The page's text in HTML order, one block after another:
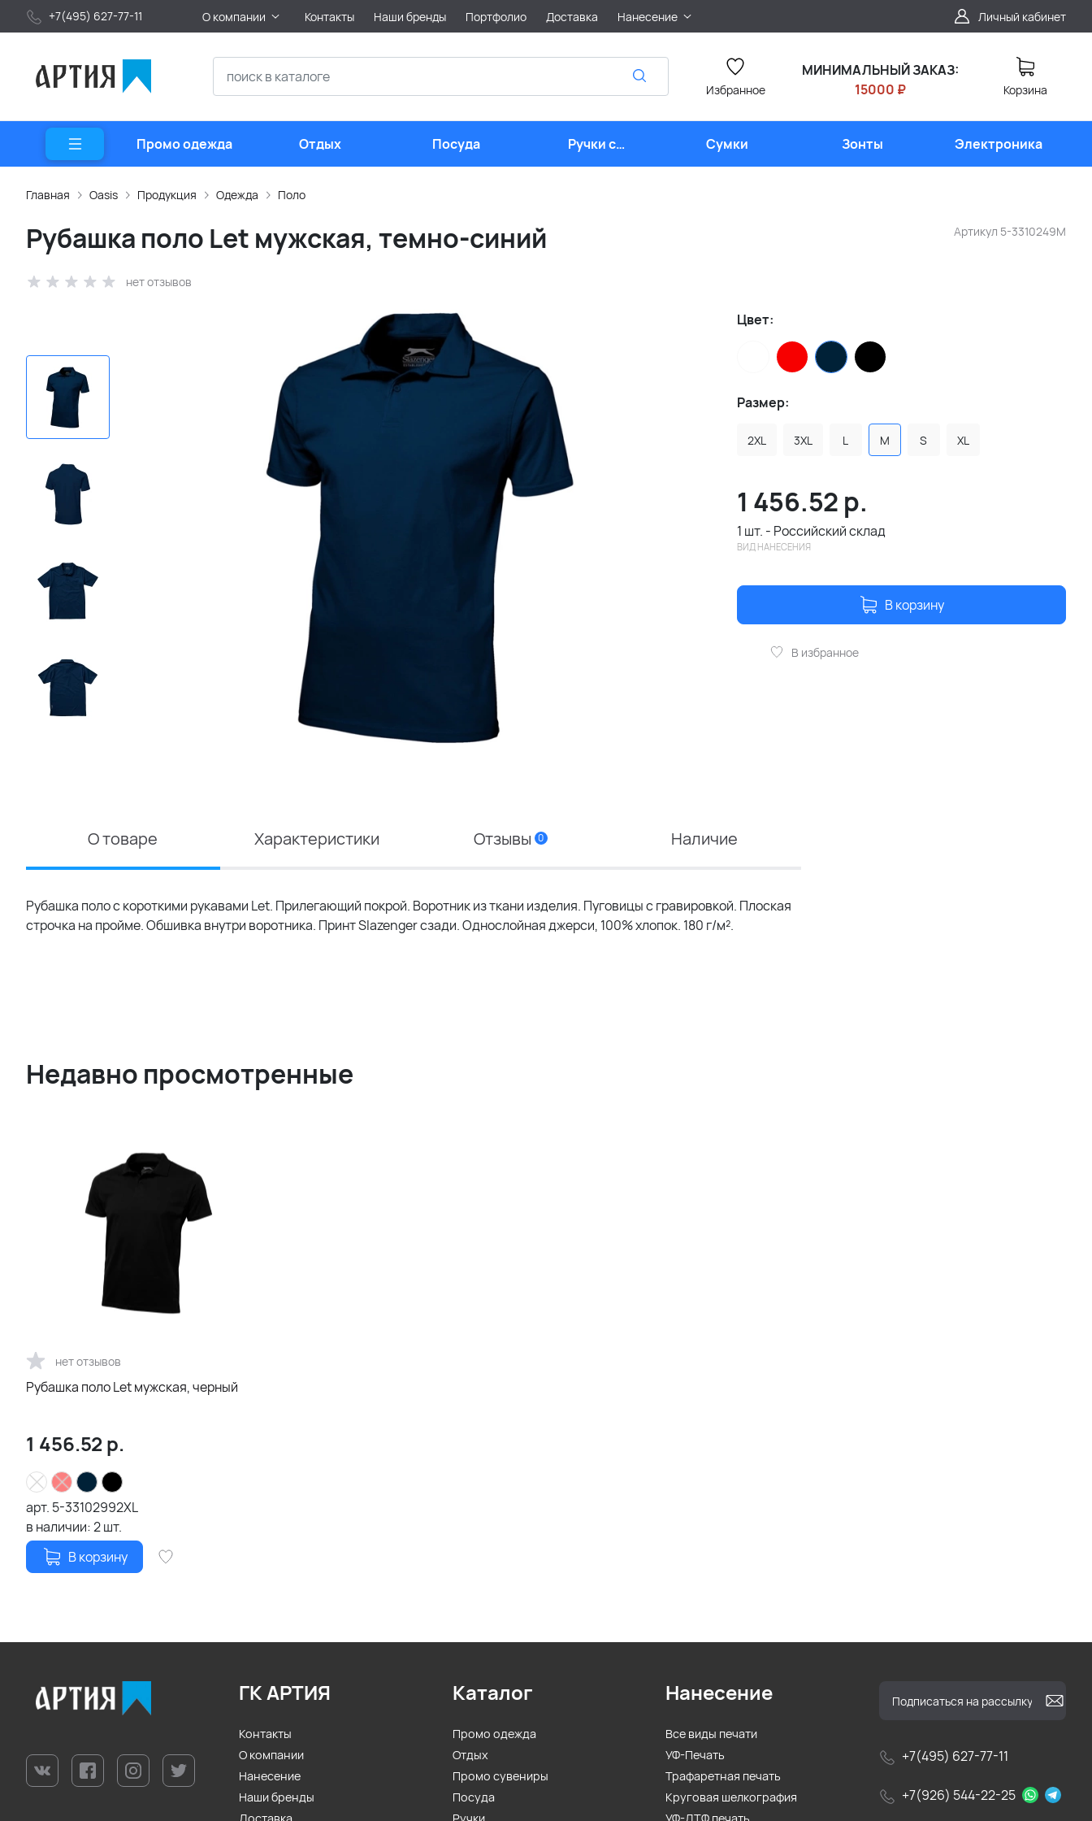
+7(495) 627-77-11 О компании Контакты Наши бренды Портфолио Доставка Нанесение Личный кабинет
Избранное
МИНИМАЛЬНЫЙ ЗАКАЗ:
15000 ₽
Корзина
Промо одежда Отдых Посуда
Ручки с
логотипом
Сумки Зонты Электроника
Главная Oasis Продукция Одежда Поло
Артикул 5-3310249M
Рубашка поло Let мужская, темно-синий
нет отзывов
Цвет:
Размер:
2XL 3XL L M S XL
1 456.52 р.
1 шт. - Российский склад
ВИД НАНЕСЕНИЯ
В корзину
В избранное
О товаре Характеристики Отзывы 0 Наличие
Рубашка поло с короткими рукавами Let. Прилегающий покрой. Воротник из ткани изделия. Пуговицы с гравировкой. Плоская
строчка на пройме. Обшивка внутри воротника. Принт Slazenger сзади. Однослойная джерси, 100% хлопок. 180 г/м².
Недавно просмотренные
нет отзывов
Рубашка поло Let мужская, черный
1 456.52 р.
арт. 5-33102992XL
в наличии:2шт.
В корзину
+7(495) 627-77-11
+7(926) 544-22-25
ГК АРТИЯ
Контакты
О компании
Нанесение
Наши бренды
Каталог
Промо одежда
Отдых
Промо сувениры
Посуда
Нанесение
Все виды печати
УФ-Печать
Трафаретная печать
Круговая шелкография